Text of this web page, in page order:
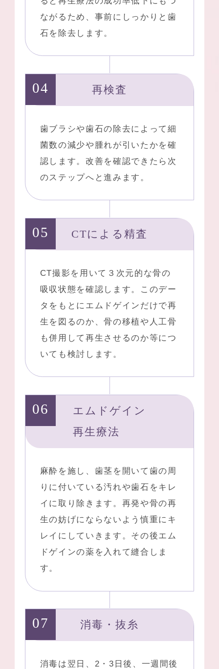
ながるため、事前にしっかりと歯
石を除去します。
再検査
歯ブラシや歯石の除去によって細
菌数の減少や腫れが引いたかを確
認します。改善を確認できたら次
のステップへと進みます。
CTによる精査
CT撮影を用いて３次元的な骨の
吸収状態を確認します。このデー
タをもとにエムドゲインだけで再
生を図るのか、骨の移植や人工骨
も併用して再生させるのか等につ
いても検討します。
エムドゲイン
再生療法
麻酔を施し、歯茎を開いて歯の周
りに付いている汚れや歯石をキレ
イに取り除きます。再発や骨の再
生の妨げにならないよう慎重にキ
レイにしていきます。その後エム
ドゲインの薬を入れて縫合しま
す。
消毒・抜糸
消毒は翌日、2・3日後、一週間後